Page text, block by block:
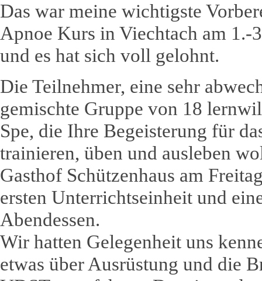
Das war meine wichtigste
Apnoe Kurs in Viechtach am 1.-
und es hat sich voll gelohnt.
Die Teilnehmer, eine sehr
gemischte Gruppe von 18
Spe, die Ihre Begeisterung für
trainieren, üben und ausleben
Gasthof Schützenhaus am
ersten Unterrichtseinheit und
Abendessen.
Wir hatten Gelegenheit uns
etwas über Ausrüstung und die